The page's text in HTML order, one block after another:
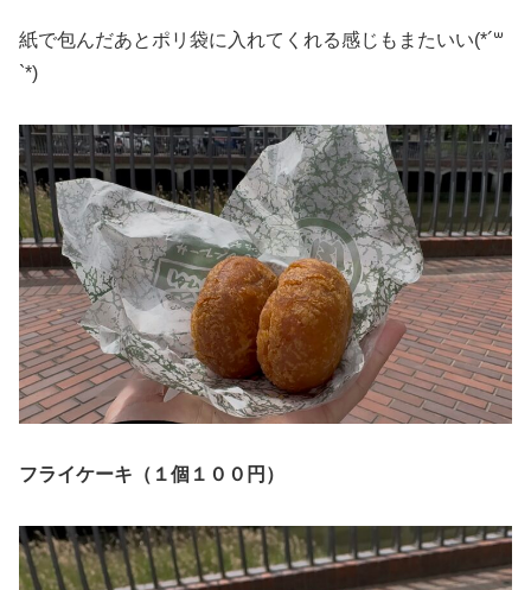
紙で包んだあとポリ袋に入れてくれる感じもまたいい(*´꒳
`*)
フライケーキ（１個１００円）